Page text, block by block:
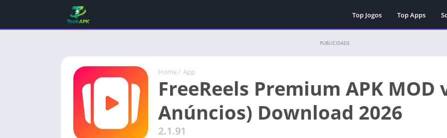
Top Jogos Top Apps
PUBLICIDADE.
Home / App
FreeReels Premium APK MOD
Anúncios) Download 2026
2.1.91